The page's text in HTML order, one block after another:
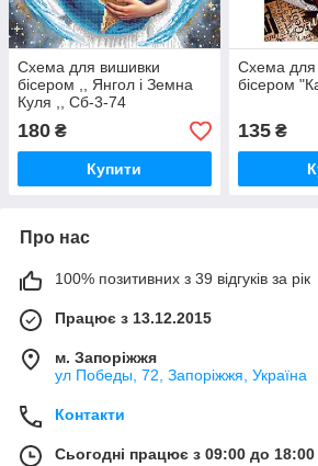
Схема для вишивки
бісером ,, Янгол і Земна
Куля ,, Сб-3-74
180 ₴
Купити
Схема для
бісером
135₴
Про нас
100% позитивних з 39 відгуків за рік
Працює з 13.12.2015
м. Запоріжжя
ул Победы, 72, Запоріжжя, Україна
Контакти
Сьогодні працює з 09:00 до 18:00